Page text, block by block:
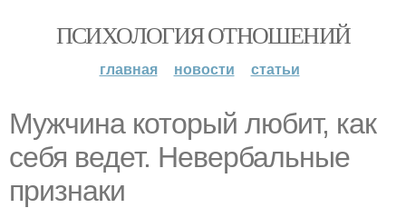
ПСИХОЛОГИЯ ОТНОШЕНИЙ
главная новости статьи
Мужчина который любит, как
себя ведет. Невербальные
признаки